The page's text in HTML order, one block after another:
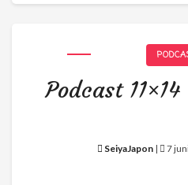
Podcast
SeiyaJapon | 7